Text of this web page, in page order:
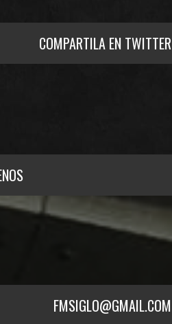
COMPARTILA EN TWITTER
FMSIGLO@GMAIL.COM